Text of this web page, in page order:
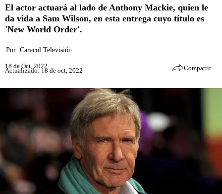
El actor actuará al lado de Anthony Mackie, quien le
da vida a Sam Wilson, en esta entrega cuyo título es
'New World Order'.
Por: Caracol Televisión
18 de Oct, 2022
Actualizado: 18 de oct, 2022 Compartir